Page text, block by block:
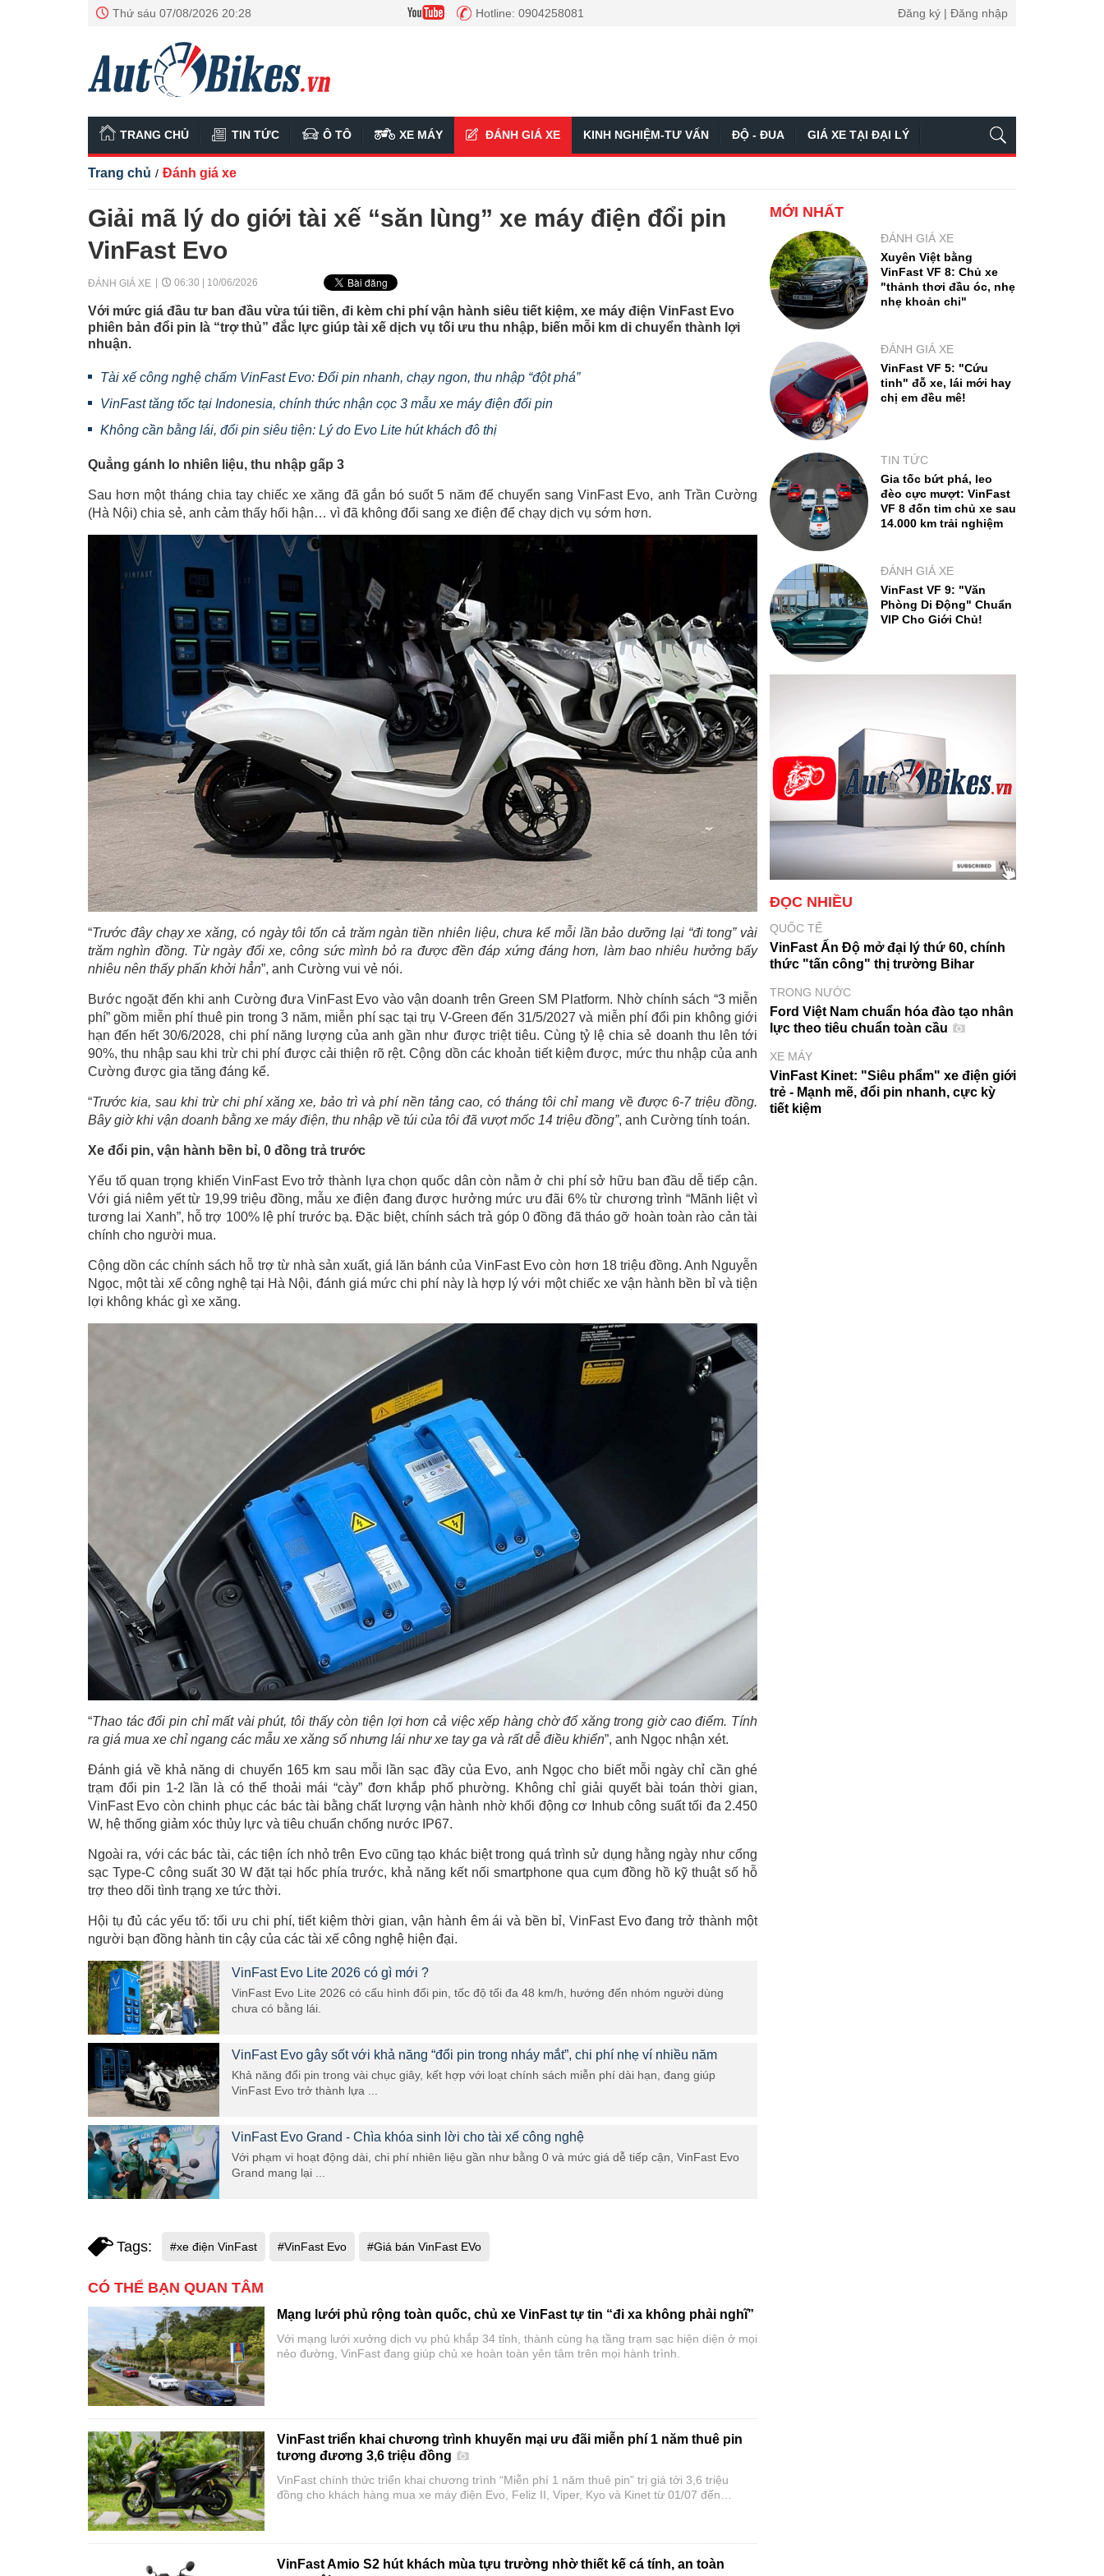
Thứ sáu 07/08/2026 20:28 Hotline: 0904258081 Đăng ký | Đăng nhập
TRANG CHỦ TIN TỨC Ô TÔ XE MÁY ĐÁNH GIÁ XE KINH NGHIỆM-TƯ VẤN ĐỘ - ĐUA GIÁ XE TẠI ĐẠI LÝ
Trang chủ / Đánh giá xe
Giải mã lý do giới tài xế “săn lùng” xe máy điện đổi pin
VinFast Evo
ĐÁNH GIÁ XE 06:30 | 10/06/2026
Với mức giá đầu tư ban đầu vừa túi tiền, đi kèm chi phí vận hành siêu tiết kiệm, xe máy điện VinFast Evo
phiên bản đổi pin là “trợ thủ” đắc lực giúp tài xế dịch vụ tối ưu thu nhập, biến mỗi km di chuyển thành lợi
nhuận.
Tài xế công nghệ chấm VinFast Evo: Đổi pin nhanh, chạy ngon, thu nhập “đột phá”
VinFast tăng tốc tại Indonesia, chính thức nhận cọc 3 mẫu xe máy điện đổi pin
Không cần bằng lái, đổi pin siêu tiện: Lý do Evo Lite hút khách đô thị
Quẳng gánh lo nhiên liệu, thu nhập gấp 3
Sau hơn một tháng chia tay chiếc xe xăng đã gắn bó suốt 5 năm để chuyển sang VinFast Evo, anh Trần Cường
(Hà Nội) chia sẻ, anh cảm thấy hối hận… vì đã không đổi sang xe điện để chạy dịch vụ sớm hơn.
“Trước đây chạy xe xăng, có ngày tôi tốn cả trăm ngàn tiền nhiên liệu, chưa kể mỗi lần bảo dưỡng lại “đi tong” vài
trăm nghìn đồng. Từ ngày đổi xe, công sức mình bỏ ra được đền đáp xứng đáng hơn, làm bao nhiêu hưởng bấy
nhiêu nên thấy phấn khởi hẳn”, anh Cường vui vẻ nói.
Bước ngoặt đến khi anh Cường đưa VinFast Evo vào vận doanh trên Green SM Platform. Nhờ chính sách “3 miễn
phí” gồm miễn phí thuê pin trong 3 năm, miễn phí sạc tại trụ V-Green đến 31/5/2027 và miễn phí đổi pin không giới
hạn đến hết 30/6/2028, chi phí năng lượng của anh gần như được triệt tiêu. Cùng tỷ lệ chia sẻ doanh thu lên tới
90%, thu nhập sau khi trừ chi phí được cải thiện rõ rệt. Cộng dồn các khoản tiết kiệm được, mức thu nhập của anh
Cường được gia tăng đáng kể.
“Trước kia, sau khi trừ chi phí xăng xe, bảo trì và phí nền tảng cao, có tháng tôi chỉ mang về được 6-7 triệu đồng.
Bây giờ khi vận doanh bằng xe máy điện, thu nhập về túi của tôi đã vượt mốc 14 triệu đồng”, anh Cường tính toán.
Xe đổi pin, vận hành bền bỉ, 0 đồng trả trước
Yếu tố quan trọng khiến VinFast Evo trở thành lựa chọn quốc dân còn nằm ở chi phí sở hữu ban đầu dễ tiếp cận.
Với giá niêm yết từ 19,99 triệu đồng, mẫu xe điện đang được hưởng mức ưu đãi 6% từ chương trình “Mãnh liệt vì
tương lai Xanh”, hỗ trợ 100% lệ phí trước bạ. Đặc biệt, chính sách trả góp 0 đồng đã tháo gỡ hoàn toàn rào cản tài
chính cho người mua.
Cộng dồn các chính sách hỗ trợ từ nhà sản xuất, giá lăn bánh của VinFast Evo còn hơn 18 triệu đồng. Anh Nguyễn
Ngọc, một tài xế công nghệ tại Hà Nội, đánh giá mức chi phí này là hợp lý với một chiếc xe vận hành bền bỉ và tiện
lợi không khác gì xe xăng.
“Thao tác đổi pin chỉ mất vài phút, tôi thấy còn tiện lợi hơn cả việc xếp hàng chờ đổ xăng trong giờ cao điểm. Tính
ra giá mua xe chỉ ngang các mẫu xe xăng số nhưng lái như xe tay ga và rất dễ điều khiển”, anh Ngọc nhận xét.
Đánh giá về khả năng di chuyển 165 km sau mỗi lần sạc đầy của Evo, anh Ngọc cho biết mỗi ngày chỉ cần ghé
trạm đổi pin 1-2 lần là có thể thoải mái “cày” đơn khắp phố phường. Không chỉ giải quyết bài toán thời gian,
VinFast Evo còn chinh phục các bác tài bằng chất lượng vận hành nhờ khối động cơ Inhub công suất tối đa 2.450
W, hệ thống giảm xóc thủy lực và tiêu chuẩn chống nước IP67.
Ngoài ra, với các bác tài, các tiện ích nhỏ trên Evo cũng tạo khác biệt trong quá trình sử dụng hằng ngày như cổng
sạc Type-C công suất 30 W đặt tại hốc phía trước, khả năng kết nối smartphone qua cụm đồng hồ kỹ thuật số hỗ
trợ theo dõi tình trạng xe tức thời.
Hội tụ đủ các yếu tố: tối ưu chi phí, tiết kiệm thời gian, vận hành êm ái và bền bỉ, VinFast Evo đang trở thành một
người bạn đồng hành tin cậy của các tài xế công nghệ hiện đại.
VinFast Evo Lite 2026 có gì mới ?
VinFast Evo Lite 2026 có cấu hình đổi pin, tốc độ tối đa 48 km/h, hướng đến nhóm người dùng
chưa có bằng lái.
VinFast Evo gây sốt với khả năng “đổi pin trong nháy mắt”, chi phí nhẹ ví nhiều năm
Khả năng đổi pin trong vài chục giây, kết hợp với loạt chính sách miễn phí dài hạn, đang giúp
VinFast Evo trở thành lựa ...
VinFast Evo Grand - Chìa khóa sinh lời cho tài xế công nghệ
Với phạm vi hoạt động dài, chi phí nhiên liệu gần như bằng 0 và mức giá dễ tiếp cận, VinFast Evo
Grand mang lại ...
Tags: #xe điện VinFast #VinFast Evo #Giá bán VinFast EVo
CÓ THỂ BẠN QUAN TÂM
Mạng lưới phủ rộng toàn quốc, chủ xe VinFast tự tin “đi xa không phải nghĩ”
Với mạng lưới xưởng dịch vụ phủ khắp 34 tỉnh, thành cùng hạ tầng trạm sạc hiện diện ở mọi
nẻo đường, VinFast đang giúp chủ xe hoàn toàn yên tâm trên mọi hành trình.
VinFast triển khai chương trình khuyến mại ưu đãi miễn phí 1 năm thuê pin
tương đương 3,6 triệu đồng
VinFast chính thức triển khai chương trình “Miễn phí 1 năm thuê pin” trị giá tới 3,6 triệu
đồng cho khách hàng mua xe máy điện Evo, Feliz II, Viper, Kyo và Kinet từ 01/07 đến
VinFast Amio S2 hút khách mùa tựu trường nhờ thiết kế cá tính, an toàn
MỚI NHẤT
ĐÁNH GIÁ XE
Xuyên Việt bằng
VinFast VF 8: Chủ xe
"thảnh thơi đầu óc, nhẹ
nhẹ khoản chi"
ĐÁNH GIÁ XE
VinFast VF 5: "Cứu
tinh" đỗ xe, lái mới hay
chị em đều mê!
TIN TỨC
Gia tốc bứt phá, leo
đèo cực mượt: VinFast
VF 8 đốn tim chủ xe sau
14.000 km trải nghiệm
ĐÁNH GIÁ XE
VinFast VF 9: "Văn
Phòng Di Động" Chuẩn
VIP Cho Giới Chủ!
ĐỌC NHIỀU
QUỐC TẾ
VinFast Ấn Độ mở đại lý thứ 60, chính
thức "tấn công" thị trường Bihar
TRONG NƯỚC
Ford Việt Nam chuẩn hóa đào tạo nhân
lực theo tiêu chuẩn toàn cầu
XE MÁY
VinFast Kinet: "Siêu phẩm" xe điện giới
trẻ - Mạnh mẽ, đổi pin nhanh, cực kỳ
tiết kiệm